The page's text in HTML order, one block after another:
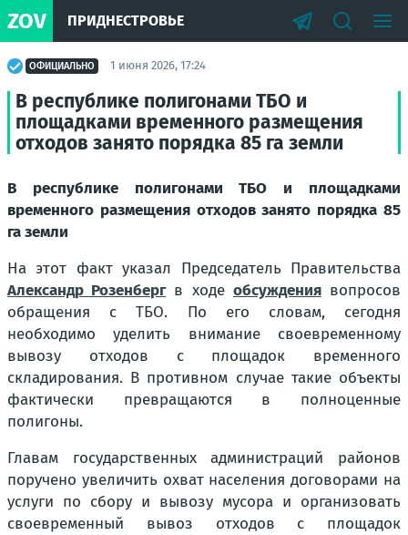
ZOV ПРИДНЕСТРОВЬЕ
ОФИЦИАЛЬНО 1 июня 2026, 17:24
В республике полигонами ТБО и
площадками временного размещения
отходов занято порядка 85 га земли
В республике полигонами ТБО и площадками
временного размещения отходов занято порядка 85
га земли
На этот факт указал Председатель Правительства
Александр Розенбергв ходе обсуждениявопросов
обращения с ТБО. По его словам, сегодня
необходимо уделить внимание своевременному
вывозу отходов с площадок временного
складирования. В противном случае такие объекты
фактически превращаются в полноценные
полигоны.
Главам государственных администраций районов
поручено увеличить охват населения договорами на
услуги по сбору и вывозу мусора и организовать
своевременный вывоз отходов с площадок